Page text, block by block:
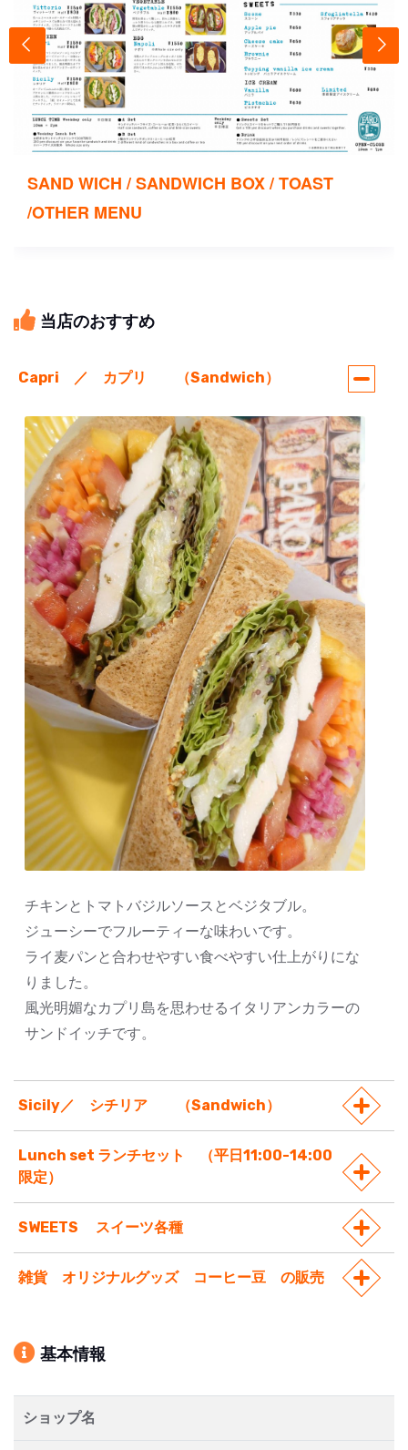
SAND WICH / SANDWICH BOX / TOAST
/OTHER MENU
当店のおすすめ
Capri ／ カプリ （Sandwich）
チキンとトマトバジルソースとベジタブル。
ジューシーでフルーティーな味わいです。
ライ麦パンと合わせやすい食べやすい仕上がりにな
りました。
風光明媚なカプリ島を思わせるイタリアンカラーの
サンドイッチです。
Sicily／ シチリア （Sandwich）
Lunch set ランチセット （平日11:00-14:00
限定）
SWEETS スイーツ各種
雑貨 オリジナルグッズ コーヒー豆 の販売
基本情報
ショップ名